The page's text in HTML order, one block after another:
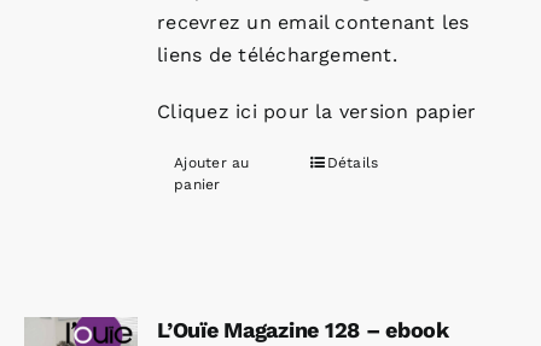
recevrez un email contenant les
liens de téléchargement.
Cliquez ici pour la version papier
Ajouter au
panier
Détails
L’Ouïe Magazine 128 – ebook